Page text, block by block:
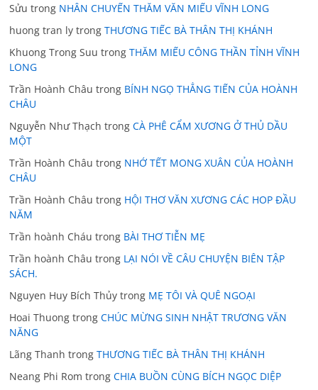
Sửu trong NHÂN CHUYẾN THĂM VĂN MIẾU VĨNH LONG
huong tran ly trongTHƯƠNG TIẾC BÀ THÂN THỊ KHÁNH
Khuong Trong Suu trongTHĂM MIẾU CÔNG THẦN TỈNH VĨNH
LONG
Trần Hoành Châu trong BÍNH NGỌ THẲNG TIẾN CỦA HOÀNH
CHÂU
Nguyễn Như Thạch trongCÀ PHÊ CẨM XƯƠNG Ở THỦ DẦU
MỘT
Trần Hoành Châu trong NHỚ TẾT MONG XUÂN CỦA HOÀNH
CHÂU
Trần Hoành Châu trong HỘI THƠ VĂN XƯƠNG CÁC HOP ĐẦU
NĂM
Trần hoành Cháu trong BÀI THƠ TIỄN MẸ
Trần hoành Châu trong LẠI NÓI VỀ CÂU CHUYỆN BIÊN TẬP
SÁCH.
Nguyen Huy Bích Thủy trong MẸ TÔI VÀ QUÊ NGOẠI
Hoai Thuong trongCHÚC MỪNG SINH NHẬT TRƯƠNG VĂN
NĂNG
Lãng Thanh trongTHƯƠNG TIẾC BÀ THÂN THỊ KHÁNH
Neang Phi Rom trongCHIA BUỒN CÙNG BÍCH NGỌC DIỆP